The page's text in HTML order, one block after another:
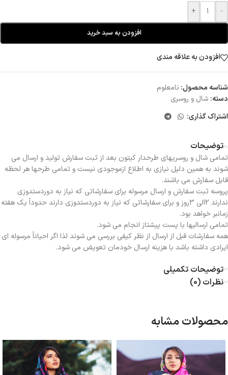
-
+
افزودن به سبد خرید
افزودن به علاقه مندی
شناسه محصول: نامعلوم
دسته: شال و روسری
اشتراک گذاری:
توضیحات
تمامی شال و روسریهای طرحدار کیتون بعد از ثبت سفارش تولید و ارسال می
شوند به همین دلیل نیازی به اطلاع ازموجودی نیست و تمامی طرحها هر لحظه
قابل سفارش می باشند.
پروسه ثبت سفارش و ارسال مرسوله برای سفارشاتی که نیاز به دوردستدوزی
ندارند 2الی 3روز و برای سفارشاتی که نیاز به دوردستدوزی دارند حدوداً یک هفته
زمانبر خواهد بود.
تمامی ارسالیها با پست پیشتاز انجام می شود.
همه سفارشات قبل از ارسال از نظر کیفی بررسی می شوند لذا اگر احیاناً مرسوله ای
ایرادی داشته باشد با هزینه ارسال خودمان تعویض می شود.
توضیحات تکمیلی
نظرات (0)
محصولات مشابه